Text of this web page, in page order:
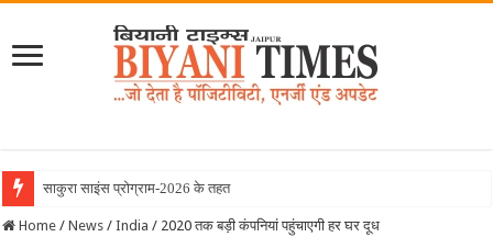
साकुरा साइंस प्रोग्राम-2026 के तहत जापान रवाना ह
Home / News / India / 2020 तक बड़ी कंपनियां पहुंचाएगी हर घर दूध